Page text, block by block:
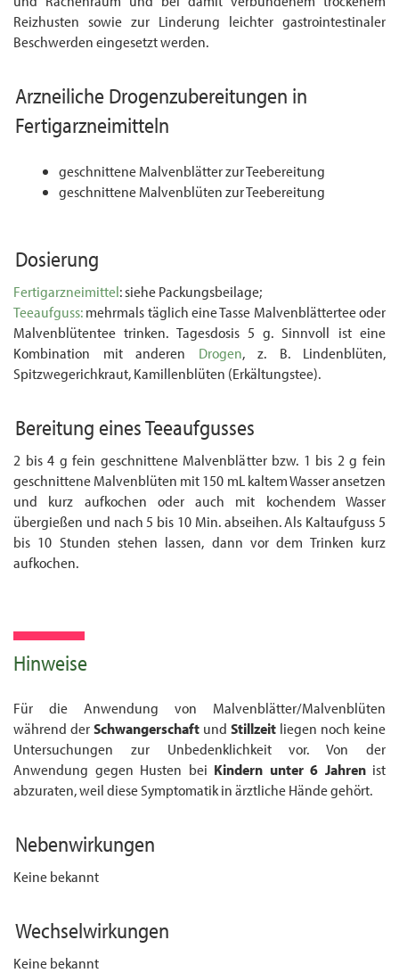
Reizhusten sowie zur Linderung leichter gastrointestinaler
Beschwerden eingesetzt werden.
Arzneiliche Drogenzubereitungen in
Fertigarzneimitteln
geschnittene Malvenblätter zur Teebereitung
geschnittene Malvenblüten zur Teebereitung
Dosierung
Fertigarzneimittel: siehe Packungsbeilage;
Teeaufguss:mehrmals täglich eine Tasse Malvenblättertee oder
Malvenblütentee trinken. Tagesdosis 5 g. Sinnvoll ist eine
Kombination mit anderen Drogen, z. B. Lindenblüten,
Spitzwegerichkraut, Kamillenblüten (Erkältungstee).
Bereitung einesTeeaufgusses
2 bis 4 g fein geschnittene Malvenblätter bzw. 1 bis 2 g fein
geschnittene Malvenblüten mit 150 mL kaltem Wasser ansetzen
und kurz aufkochen oder auch mit kochendem Wasser
übergießen und nach 5 bis 10 Min. abseihen. Als Kaltaufguss 5
bis 10 Stunden stehen lassen, dann vor dem Trinken kurz
aufkochen.
Hinweise
Für die Anwendung von Malvenblätter/Malvenblüten
während derSchwangerschaft und Stillzeit liegen noch keine
Untersuchungen zur Unbedenklichkeit vor. Von der
Anwendung gegen Husten bei Kindern unter 6 Jahrenist
abzuraten, weil diese Symptomatik in ärztliche Hände gehört.
Nebenwirkungen
Keine bekannt
Wechselwirkungen
Keine bekannt